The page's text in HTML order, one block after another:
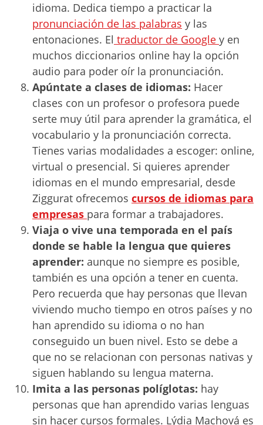
idioma. Dedica tiempo a practicar la
pronunciación de las palabras y las
entonaciones. El traductor de Google y en
muchos diccionarios online hay la opción
audio para poder oír la pronunciación.
Apúntate a clases de idiomas: Hacer
clases con un profesor o profesora puede
serte muy útil para aprender la gramática, el
vocabulario y la pronunciación correcta.
Tienes varias modalidades a escoger: online,
virtual o presencial. Si quieres aprender
idiomas en el mundo empresarial, desde
Ziggurat ofrecemos cursos de idiomas para
empresas para formar a trabajadores.
Viaja o vive una temporada en el país
donde se hable la lengua que quieres
aprender: aunque no siempre es posible,
también es una opción a tener en cuenta.
Pero recuerda que hay personas que llevan
viviendo mucho tiempo en otros países y no
han aprendido su idioma o no han
conseguido un buen nivel. Esto se debe a
que no se relacionan con personas nativas y
siguen hablando su lengua materna.
Imita a las personas políglotas: hay
personas que han aprendido varias lenguas
sin hacer cursos formales. Lýdia Machová es